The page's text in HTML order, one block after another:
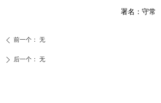
署名：守常
ꄴ 前一个： 无
ꄲ 后一个： 无